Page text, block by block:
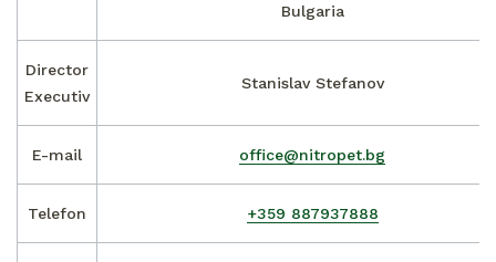
Bulgaria
Director
Executiv
Stanislav Stefanov
E-mail office@nitropet.bg
Telefon +359 887937888